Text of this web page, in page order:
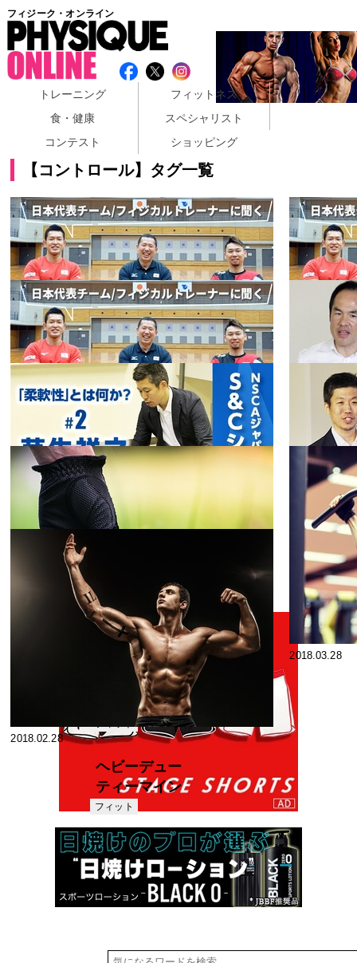
フィジーク・オンライン
トレーニング
フィットネス
食・健康
スペシャリスト
コンテスト
ショッピング
【コントロール】タグ一覧
2020.12.25
日本代表チー
ム/フィジカル
トレーナーに
聞く子供のト
レーニングと
体力づくり#3
フィット
ネス
2020.12.24
2020.12.23
日本代表チー
レーニングと
体力づくり#1
2019.02.04
「柔軟性」と
は何か#2 芋生
祥之
フィット
2018.12.21
ゴルフのため
のトレーニン
グ ～ゴルファ
ーは健康で効
率よい身体か
ら、最も利益
を得られる。
防のために、
まずは姿勢を
安定させよ
う。
ネス
2018.03.28
2018.02.28
ヘビーデュー
ティーマイン
ド実践編 高
強度でトレー
ニングをする
ために必要な
フィット